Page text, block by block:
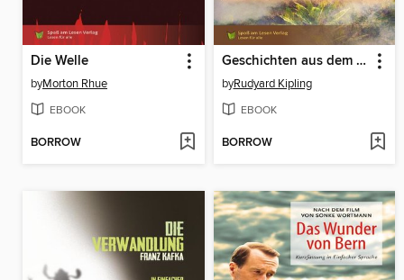
Die Welle
byMorton Rhue
EBOOK
BORROW
Geschichten aus dem Dschungelbuch
byRudyard Kipling
EBOOK
BORROW